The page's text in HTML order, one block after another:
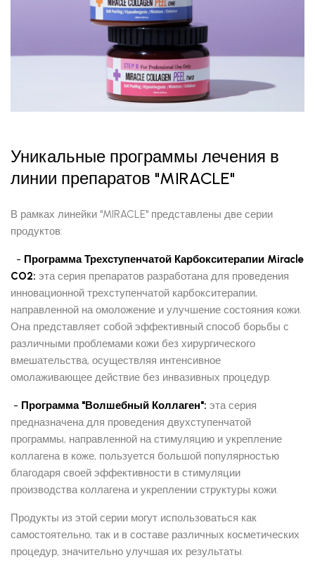
Уникальные программы лечения в
линии препаратов "MIRACLE"
В рамках линейки "MIRACLE" представлены две серии
продуктов:
- Программа Трехступенчатой Карбокситерапии Miracle
CO2: эта серия препаратов разработана для проведения
инновационной трехступенчатой карбокситерапии,
направленной на омоложение и улучшение состояния кожи.
Она представляет собой эффективный способ борьбы с
различными проблемами кожи без хирургического
вмешательства, осуществляя интенсивное
омолаживающее действие без инвазивных процедур.
- Программа "Волшебный Коллаген": эта серия
предназначена для проведения двухступенчатой
программы, направленной на стимуляцию и укрепление
коллагена в коже, пользуется большой популярностью
благодаря своей эффективности в стимуляции
производства коллагена и укреплении структуры кожи.
Продукты из этой серии могут использоваться как
самостоятельно, так и в составе различных косметических
процедур, значительно улучшая их результаты.